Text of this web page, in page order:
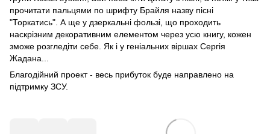
прочитати пальцями по шрифту Брайля назву пісні
"Торкатись". А ще у дзеркальні фользі, що проходить
наскрізним декоративним елементом через усю книгу, кожен
зможе розгледіти себе. Як і у геніальних віршах Сергія
Жадана...
Благодійний проект - весь прибуток буде направлено на
підтримку ЗСУ.